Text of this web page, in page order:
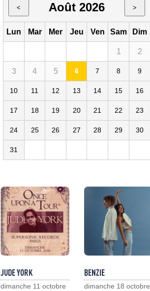
< Août 2026 >
Lun Mar Mer Jeu Ven Sam Dim
1 2
3 4 5 6 7 8 9
10 11 12 13 14 15 16
17 18 19 20 21 22 23
24 25 26 27 28 29 30
31
JUDE YORK
dimanche 11 octobre
BENZIE
dimanche 18 octobre